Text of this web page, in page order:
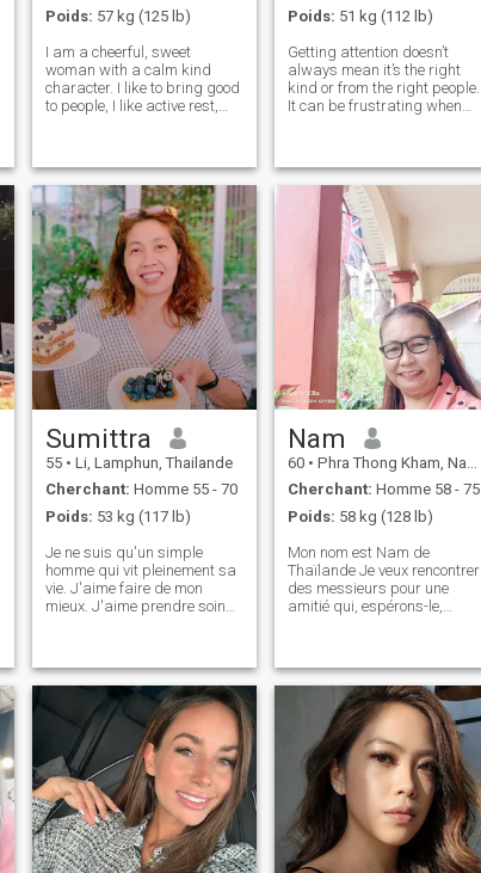
Poids: 57 kg (125 lb)
I am a cheerful, sweet
woman with a calm kind
character. I like to bring good
to people, I like active rest,
am not a girl - I am a mature
woman. I do not want to
waste my time -
Poids: 51 kg (112 lb)
Getting attention doesn’t
always mean it’s the right
kind or from the right people.
It can be frustrating when
the right connection comes
along when you least expec
Sumittra
55 • Li, Lamphun, Thailande
Cherchant: Homme 55 - 70
Poids: 53 kg (117 lb)
Je ne suis qu'un simple
homme qui vit pleinement sa
vie. J'aime faire de mon
mieux. J'aime prendre soin
aime la nature, la lecture, la
cuisine, le jardinage, le
cinéma, la musique, l'art et
l'artisanat.
Nam
60 • Phra Thong Kham, Nakhon Ratchasima, Thailande
Cherchant: Homme 58 - 75
Poids: 58 kg (128 lb)
Mon nom est Nam de
Thaïlande Je veux rencontrer
des messieurs pour une
amitié qui, espérons-le,
douce douce et
compréhensive